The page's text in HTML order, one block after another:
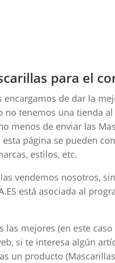
para el
encargamos de dar la
no tenemos una tienda
menos de enviar las
página se pueden
estilos, etc.
vendemos nosotros,
está asociada al
las mejores (en este
si te interesa algún
un producto